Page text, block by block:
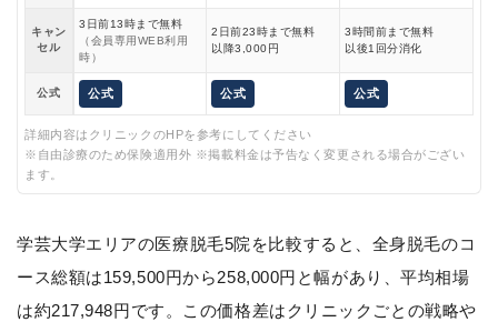
キャン
セル
3日前13時まで無料
（会員専用WEB利用
時）
2日前23時まで無料
以降3,000円
3時間前まで無料
以後1回分消化
公式 公式 公式 公式
詳細内容はクリニックのHPを参考にしてください
※自由診療のため保険適用外 ※掲載料金は予告なく変更される場合がござい
ます。
学芸大学エリアの医療脱毛5院を比較すると、全身脱毛のコ
ース総額は159,500円から258,000円と幅があり、平均相場
は約217,948円です。この価格差はクリニックごとの戦略や